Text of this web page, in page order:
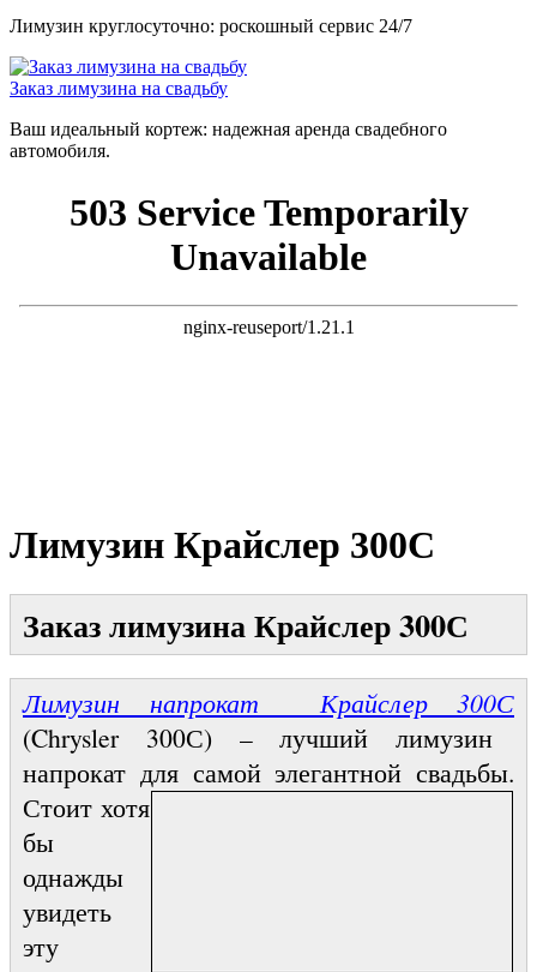
Лимузин круглосуточно: роскошный сервис 24/7
Заказ лимузина на свадьбу
Ваш идеальный кортеж: надежная аренда свадебного
автомобиля.
Лимузин Крайслер 300С
Заказ лимузина Крайслер 300С
Лимузин напрокат Крайслер 300С
(Chrysler 300С) – лучший лимузин
напрокат для самой элегантной свадьбы.
Стоит хотя
бы
однажды
увидеть
эту